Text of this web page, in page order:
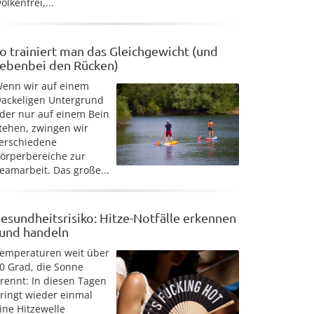
trainiert man das Gleichgewicht (und
den Rücken)
wir auf einem
Untergrund
nur auf einem Bein
zwingen wir
zur
Das große...
Hitze-Notfälle erkennen
handeln
weit über
Grad, die Sonne
In diesen Tagen
wieder einmal
Hitzewelle